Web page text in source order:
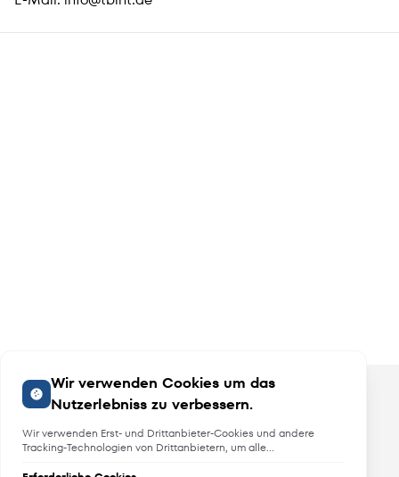
Wir verwenden Cookies um das
Nutzerlebniss zu verbessern.
Wir verwenden Erst- und Drittanbieter-Cookies und andere
Tracking-Technologien von Drittanbietern, um alle